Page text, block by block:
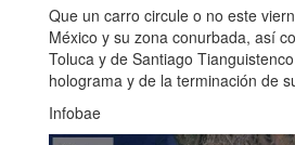
Que un carro circule o no este
México y su zona conurbada, así
Toluca y de Santiago
holograma y de la terminación de
Infobae